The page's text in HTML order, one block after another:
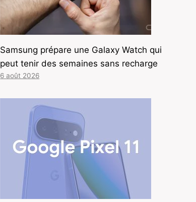
Samsung prépare une Galaxy Watch qui
peut tenir des semaines sans recharge
6 août 2026